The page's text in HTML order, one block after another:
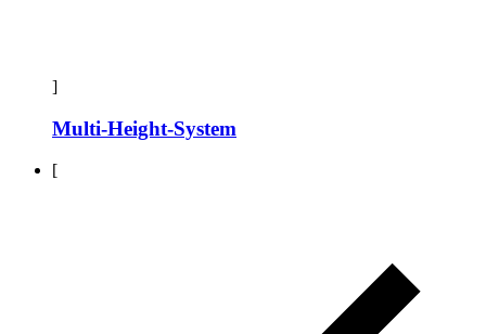
]
Multi-Height-System
[